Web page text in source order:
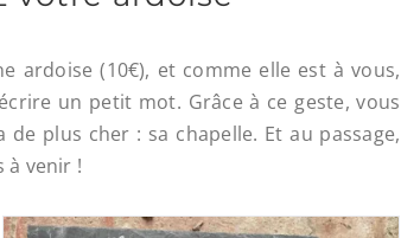
ardoise (10€), et comme elle est à vous,
un petit mot. Grâce à ce geste, vous
plus cher : sa chapelle. Et au passage,
à venir !